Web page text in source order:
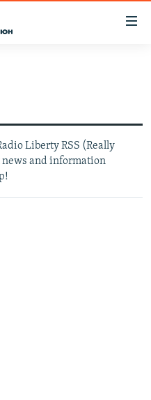
Liberty RSS (Really
news and information